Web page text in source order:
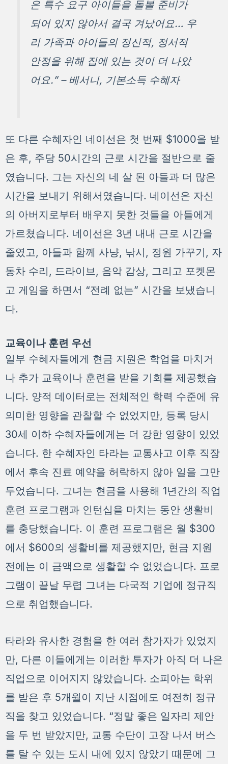
은 특수 요구 아이들을 돌볼 준비가
되어 있지 않아서 결국 겨났어요… 우
리 가족과 아이들의 정신적, 정서적
안정을 위해 집에 있는 것이 더 나았
어요.” – 베서니, 기본소득 수혜자
또 다른 수혜자인 네이선은 첫 번째 $1000을 받
은 후, 주당 50시간의 근로 시간을 절반으로 줄
였습니다. 그는 자신의 네 살 된 아들과 더 많은
시간을 보내기 위해서였습니다. 네이선은 자신
의 아버지로부터 배우지 못한 것들을 아들에게
가르쳤습니다. 네이선은 3년 내내 근로 시간을
줄였고, 아들과 함께 사냥, 낚시, 정원 가꾸기, 자
동차 수리, 드라이브, 음악 감상, 그리고 포켓몬
고 게임을 하면서 “전례 없는” 시간을 보냈습니
다.
교육이나 훈련 우선
일부 수혜자들에게 현금 지원은 학업을 마치거
나 추가 교육이나 훈련을 받을 기회를 제공했습
니다. 양적 데이터로는 전체적인 학력 수준에 유
의미한 영향을 관찰할 수 없었지만, 등록 당시
30세 이하 수혜자들에게는 더 강한 영향이 있었
습니다. 한 수혜자인 타라는 교통사고 이후 직장
에서 후속 진료 예약을 허락하지 않아 일을 그만
두었습니다. 그녀는 현금을 사용해 1년간의 직업
훈련 프로그램과 인턴십을 마치는 동안 생활비
를 충당했습니다. 이 훈련 프로그램은 월 $300
에서 $600의 생활비를 제공했지만, 현금 지원
전에는 이 금액으로 생활할 수 없었습니다. 프로
그램이 끝날 무렵 그녀는 다국적 기업에 정규직
으로 취업했습니다.
타라와 유사한 경험을 한 여러 참가자가 있었지
만, 다른 이들에게는 이러한 투자가 아직 더 나은
직업으로 이어지지 않았습니다. 소피아는 학위
를 받은 후 5개월이 지난 시점에도 여전히 정규
직을 찾고 있었습니다. “정말 좋은 일자리 제안
을 두 번 받았지만, 교통 수단이 고장 나서 버스
를 탈 수 있는 도시 내에 있지 않았기 때문에 그